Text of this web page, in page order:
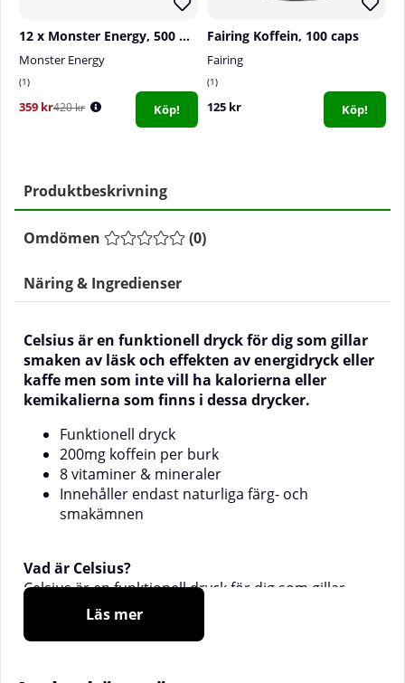
12 x Monster Energy, 500 ml (Ultra Violet)
Monster Energy
1
359 kr420 kr Köp!
Fairing Koffein, 100 caps
Fairing
1
125 kr Köp!
Produktbeskrivning
Omdömen (0)
Näring & Ingredienser
Celsiusär en funktionell dryck för dig som gillar
smaken av läsk och effekten av energidryck eller
kaffe men som inte vill ha kalorierna eller
kemikalierna som finns i dessa drycker.
Funktionell dryck
200mg koffein per burk
8 vitaminer & mineraler
Innehåller endast naturliga färg- och
smakämnen
Vad är Celsius?
Celsiusär en funktionell dryck för dig som gillar
smaken av läsk och effekten av energidryck eller
kemikalierna som finns i dessa drycker. Celsius
Läs mer